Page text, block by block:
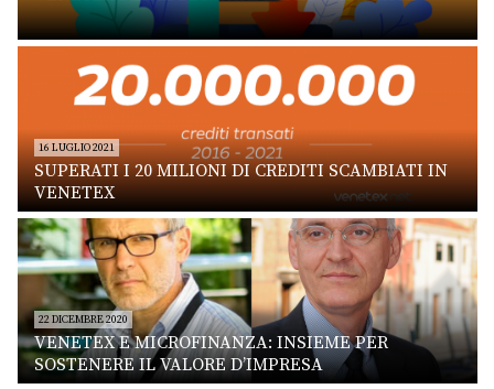
16 LUGLIO 2021
SUPERATI I 20 MILIONI DI CREDITI SCAMBIATI IN
VENETEX
22 DICEMBRE 2020
VENETEX E MICROFINANZA: INSIEME PER
SOSTENERE IL VALORE D’IMPRESA